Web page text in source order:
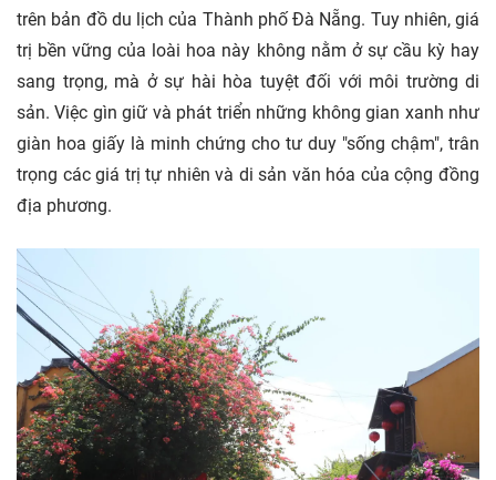
trên bản đồ du lịch của Thành phố Đà Nẵng. Tuy nhiên, giá
trị bền vững của loài hoa này không nằm ở sự cầu kỳ hay
sang trọng, mà ở sự hài hòa tuyệt đối với môi trường di
sản. Việc gìn giữ và phát triển những không gian xanh như
giàn hoa giấy là minh chứng cho tư duy "sống chậm", trân
trọng các giá trị tự nhiên và di sản văn hóa của cộng đồng
địa phương.